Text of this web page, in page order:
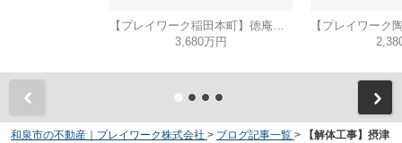
【プレイワーク稲田本町】徳庵駅まで歩6分・土地53坪・前道6ｍ・更地渡し
3,680万円
和泉市の不動産｜プレイワーク株式会社 > ブログ記事一覧 >
【解体工事】摂津